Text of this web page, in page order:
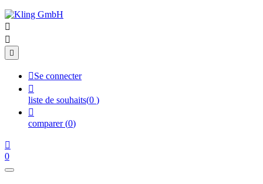



Se connecter

liste de souhaits(0 )

comparer (0)

0